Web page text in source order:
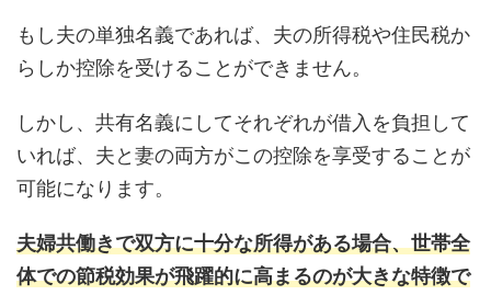
もし夫の単独名義であれば、夫の所得税や住民税か
らしか控除を受けることができません。
しかし、共有名義にしてそれぞれが借入を負担して
いれば、夫と妻の両方がこの控除を享受することが
可能になります。
夫婦共働きで双方に十分な所得がある場合、世帯全
体での節税効果が飛躍的に高まるのが大きな特徴で